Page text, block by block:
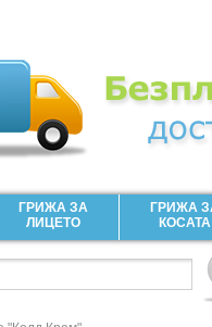
ГРИЖА ЗА
ЛИЦЕТО
ГРИЖА
КОСАТА